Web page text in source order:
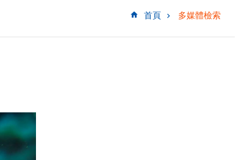
首頁 多媒體檢索